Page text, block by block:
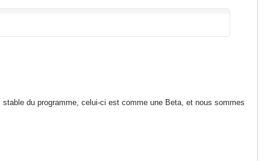
du programme, celui-ci est comme une Beta, et nous sommes